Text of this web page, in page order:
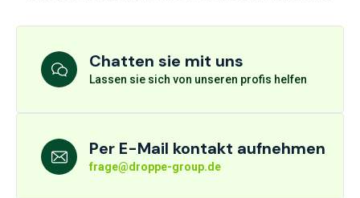
Chatten sie mit uns
Lassen sie sich von unseren profis helfen
Per E-Mail kontakt aufnehmen
frage@droppe-group.de